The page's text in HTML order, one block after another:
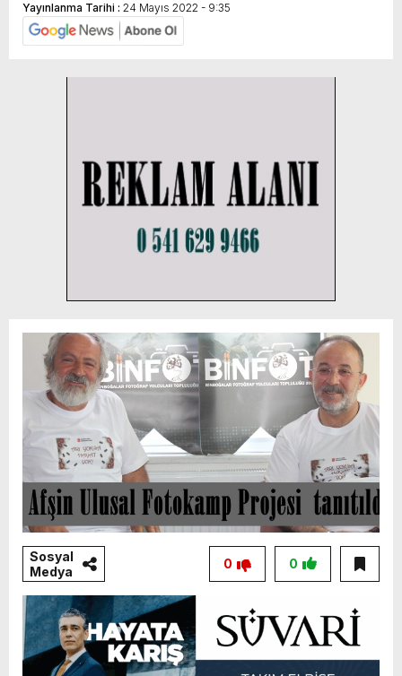
Yayınlanma Tarihi : 24 Mayıs 2022 - 9:35
Sosyal
Medya
0
0